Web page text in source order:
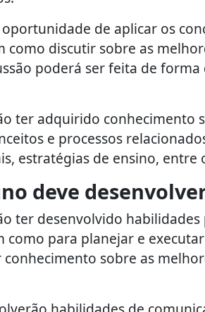
de aplicar os
discutir sobre as
poderá ser feita de
ter adquirido conhecimento
e processos
estratégias de ensino, entre
deve
ter desenvolvido
para planejar e
sobre as